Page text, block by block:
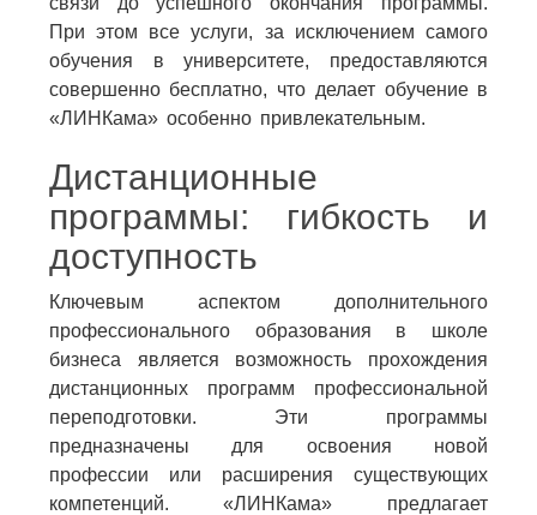
При этом все услуги, за исключением самого
обучения в университете, предоставляются
совершенно бесплатно, что делает обучение в
«ЛИНКама» особенно привлекательным.
Дистанционные
программы: гибкость и
доступность
Ключевым аспектом дополнительного
профессионального образования в школе
бизнеса является возможность прохождения
дистанционных программ профессиональной
переподготовки. Эти программы
предназначены для освоения новой
профессии или расширения существующих
компетенций. «ЛИНКама» предлагает